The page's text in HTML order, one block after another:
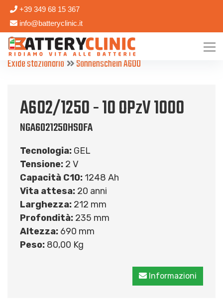
+39 349 68 15 367
info@batteryclinic.it
Exide stazionario Sonnenschein A600
A602/1250 - 10 OPzV 1000
NGA6021250HS0FA
Tecnologia: GEL
Tensione: 2 V
Capacità C10: 1248 Ah
Vita attesa: 20 anni
Larghezza: 212 mm
Profondità: 235 mm
Altezza: 690 mm
Peso: 80,00 Kg
Informazioni